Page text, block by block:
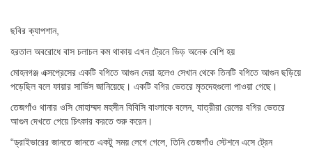
ছবির ক্যাপশান,
হরতাল অবরোধে বাস চলাচল কম থাকায় এখন ট্রেনে ভিড় অনেক বেশি হয়
মোহনগঞ্জ এক্সপ্রেসের একটি বগিতে আগুন দেয়া হলেও সেখান থেকে তিনটি বগিতে আগুন ছড়িয়ে
পড়েছিল বলে ফায়ার সার্ভিস জানিয়েছে। একটি বগির ভেতরে মৃতদেহগুলো পাওয়া গেছে।
তেজগাঁও থানার ওসি মোহাম্মদ মহসীন বিবিসি বাংলাকে বলেন, যাত্রীরা রেলের বগির ভেতরে
আগুন দেখতে পেয়ে চিৎকার করতে শুরু করেন।
“ড্রাইভারের জানতে জানতে একটু সময় লেগে গেলে, তিনি তেজগাঁও স্টেশনে এসে ট্রেন